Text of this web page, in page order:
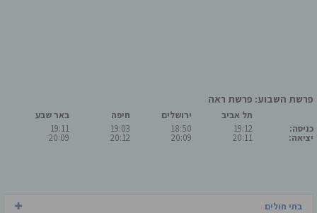
פרשת השבוע: פרשת ראה
כניסה:
יציאה:
תל אביב
19:12
20:11
ירושלים
18:50
20:09
חיפה
19:03
20:12
באר שבע
19:11
20:09
בתי חולים